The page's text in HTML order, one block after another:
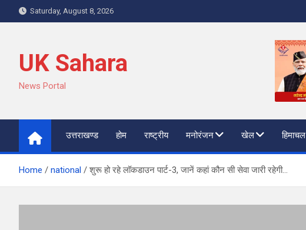
to
Saturday, August 8, 2026
UK Sahara
News Portal
उत्तराखण्ड होम राष्ट्रीय मनोरंजन खेल हिमाचल
Home national शुरू हो रहे लॉकडाउन पार्ट-3, जानें कहां कौन सी सेवा जारी रहेगी…